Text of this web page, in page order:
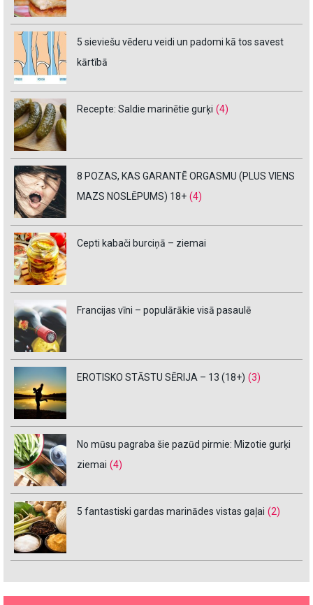
5 sieviešu vēderu veidi un padomi kā tos savest
kārtībā
Recepte: Saldie marinētie gurķi (4)
8 POZAS, KAS GARANTĒ ORGASMU (PLUS VIENS
MAZS NOSLĒPUMS) 18+ (4)
Cepti kabači burciņā – ziemai
Francijas vīni – populārākie visā pasaulē
EROTISKO STĀSTU SĒRIJA – 13 (18+) (3)
No mūsu pagraba šie pazūd pirmie: Mizotie gurķi
ziemai (4)
5 fantastiski gardas marinādes vistas gaļai (2)